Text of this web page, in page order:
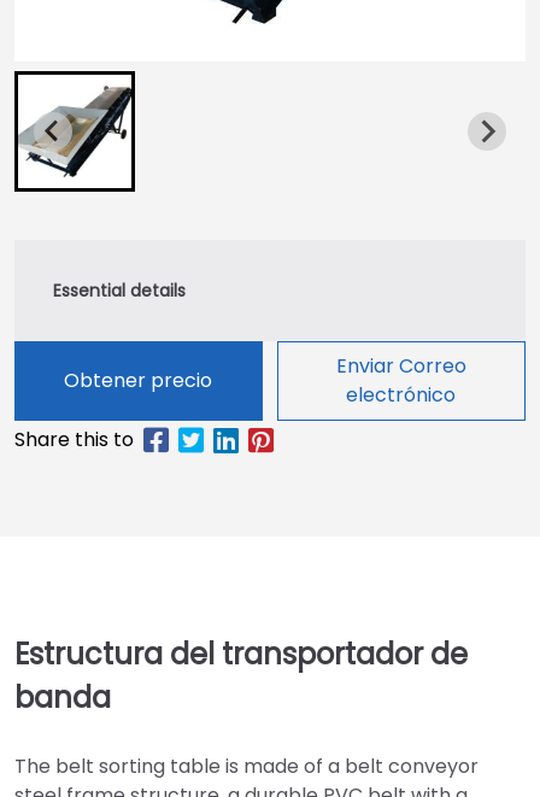
Obtener precio
Enviar Correo
electrónico
Estructura del transportador de
banda
The belt sorting table is made of a belt conveyor